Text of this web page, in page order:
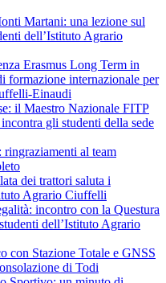
Martani: una lezione sul
dell’Istituto Agrario
Erasmus Long Term in
formazione internazionale per
Einaudi
il Maestro Nazionale FITP
gli studenti della sede
al team
dei trattori saluta i
Agrario Ciuffelli
incontro con la Questura
dell’Istituto Agrario
con Stazione Totale e GNSS
di Todi